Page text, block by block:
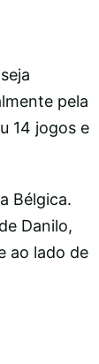
pela
14 jogos e
Bélgica.
Danilo,
ao lado de